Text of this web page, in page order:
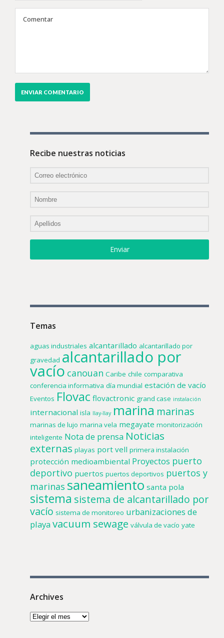
Recibe nuestras noticias
Enviar
Temas
aguas industriales alcantarillado alcantarillado por
gravedad alcantarillado por
vacío canouan Caribe chile comparativa
conferencia informativa día mundial estación de vacío
Eventos Flovac flovactronic grand case instalación
internacional isla llay-llay marina marinas
marinas de lujo marina vela megayate monitorización
inteligente Nota de prensa Noticias
externas playas port vell primera instalación
protección medioambiental Proyectos puerto
deportivo puertos puertos deportivos puertos y
marinas saneamiento santa pola
sistema sistema de alcantarillado por
vacío sistema de monitoreo urbanizaciones de
playavacuum sewage válvula de vacío yate
Archives